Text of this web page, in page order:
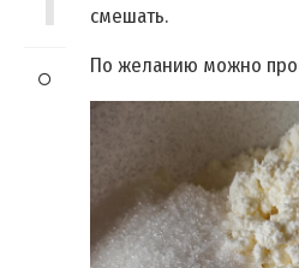
смешать.
По желанию можно